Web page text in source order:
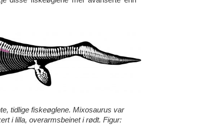
tidlige fiskeøglene. Mixosaurus var
i lilla, overarmsbeinet i rødt. Figur: